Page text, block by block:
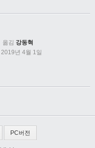
옮김 강동혁
2019년 4월 1일
PC버전